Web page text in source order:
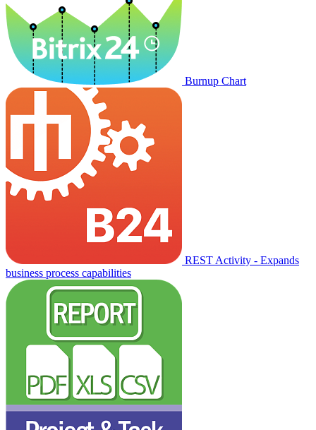
Burnup Chart
REST Activity - Expands
business process capabilities